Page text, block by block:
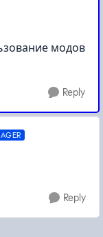
модов
Reply
Reply